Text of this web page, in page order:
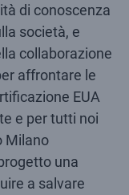
di conoscenza
società, e
collaborazione
affrontare le
EUA
e per tutti noi
Milano
una
a salvare